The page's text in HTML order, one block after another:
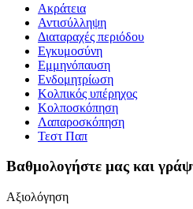
Ακράτεια
Αντισύλληψη
Διαταραχές περιόδου
Εγκυμοσύνη
Εμμηνόπαυση
Ενδομητρίωση
Κολπικός υπέρηχος
Κολποσκόπηση
Λαπαροσκόπηση
Τεστ Παπ
Βαθμολογήστε μας και
Αξιολόγηση